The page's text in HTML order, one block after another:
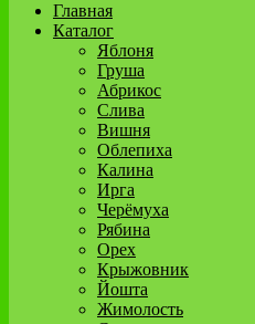
Главная
Каталог
Яблоня
Груша
Абрикос
Слива
Вишня
Облепиха
Калина
Ирга
Черёмуха
Рябина
Орех
Крыжовник
Йошта
Жимолость